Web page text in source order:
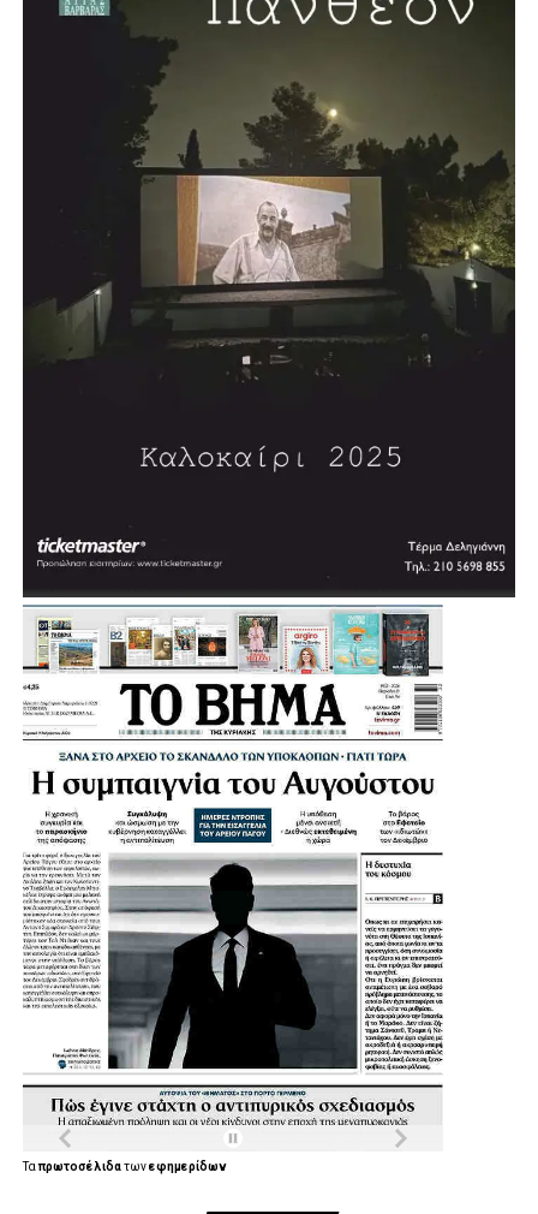
Λίγο μετά τις 11:30 στη Μητρόπολη έφτασε ο πρώην
υπουργός και πρώην πρόεδρος του ΠΑΣΟΚ, Ευάγγελος
Βενιζέλος, ο δήμαρχος Αθηναίων, Χάρης Δούκας αλλά και
ο πρώην πρόεδρος της Δημοκρατίας Προκόπης
Παυλόπουλος.
(1998), «Η Βουλευτική Ασυλία» (2000), «Οι Τρεις Απειλές
του Αιώνα» (2002), «Πολιτι(στι)κή φωτογραμμετρία»
(2005), «Η Μεταναστευτική Πολιτική της Ευρώπης»
(2006), «Η Αναγκαία Αναθεώρηση» (2006), «Τυφλοί
στρατοί-Η Δύση και η Απειλή του Ισλαμικού
Φονταμενταλισμού» (2008), «Αναζητώντας την Τέχνη»
(2008)και τη δίγλωσση έκδοση «5 Χρόνια στο Ευρωπαϊκό
Κοινοβούλιο 2004-2009» (2009). Έχει γράψει πολλά
άρθρα πολιτικού και κοινωνικού περιεχομένου.
Επισκέφθηκε, επίσημα προσκεκλημένος, την Αγγλία, τη
Δυτική Γερμανία και τις ΗΠΑ.
Τιμήθηκε από τον τότε Πρόεδρο της Δημοκρατίας Κάρολο
Παπούλια με τον Μεγαλόσταυρο του Τάγματος του
και με άλλα ανώτερα παράσημα διαφόρων κρατών.
Πηγή: protothema
.
.
Ταπρωτοσέλιδατωνεφημερίδων